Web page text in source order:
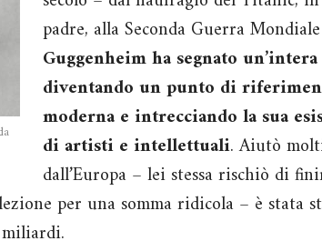
padre, alla Seconda Guerra
Guggenheim ha segnato un’intera
diventando un punto di
moderna e intrecciando la sua
di artisti e intellettuali. Aiutò
dall’Europa – lei stessa rischiò di
per una somma ridicola – è stata